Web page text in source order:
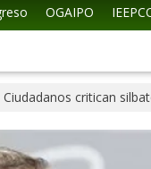
OGAIPO
Ciudadanos critican